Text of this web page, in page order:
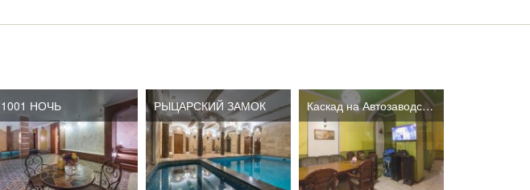
1001 НОЧЬ РЫЦАРСКИЙ ЗАМОК Каскад на Автозаводской